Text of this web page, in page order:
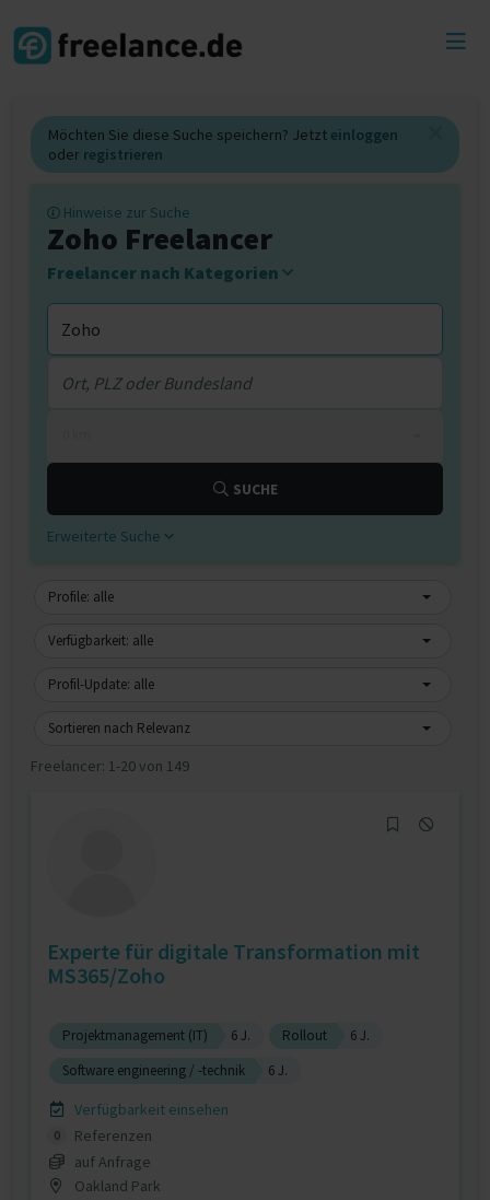
Möchten Sie diese Suche speichern? Jetzt einloggen
oder registrieren
Hinweise zur Suche
Zoho Freelancer
Freelancer nach Kategorien
SUCHE
Erweiterte Suche
Profile: alle
Verfügbarkeit: alle
Profil-Update: alle
Sortieren nach Relevanz
Freelancer: 1-20 von 149
Experte für digitale Transformation mit
MS365/Zoho
Projektmanagement (IT) 6 J. Rollout
6 J.
Software engineering / -technik
6 J.
Verfügbarkeit einsehen
0
Referenzen
auf Anfrage
Oakland Park